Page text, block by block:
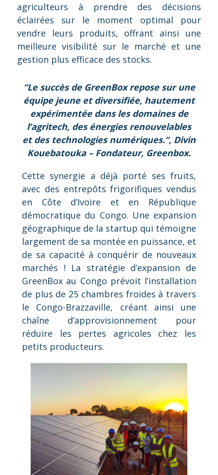
agriculteurs à prendre des décisions
éclairées sur le moment optimal pour
vendre leurs produits, offrant ainsi une
meilleure visibilité sur le marché et une
gestion plus efficace des stocks.
“Le succès de GreenBox repose sur une
équipe jeune et diversifiée, hautement
expérimentée dans les domaines de
l’agritech, des énergies renouvelables
et des technologies numériques.”, Divin
Kouebatouka –Fondateur, Greenbox.
Cette synergie a déjà porté ses fruits,
avec des entrepôts frigorifiques vendus
en Côte d’Ivoire et en République
démocratique du Congo. Une expansion
géographique de la startup qui témoigne
largement de sa montée en puissance, et
de sa capacité à conquérir de nouveaux
marchés ! La stratégie d’expansion de
GreenBox au Congo prévoit l’installation
de plus de 25 chambres froides à travers
le Congo-Brazzaville, créant ainsi une
chaîne d’approvisionnement pour
réduire les pertes agricoles chez les
petits producteurs.